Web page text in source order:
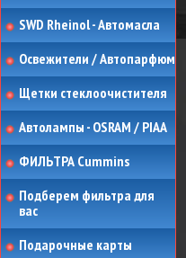
SWD Rheinol - Автомасла
Освежители / Автопарфюм
Щетки стеклоочистителя
Автолампы - OSRAM / PIAA
ФИЛЬТРА Cummins
Подберем фильтра для
вас
Подарочные карты